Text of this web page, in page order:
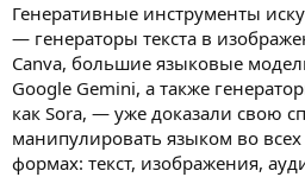
Генеративные инструменты
— генераторы текста в
Canva, большие языковые
Google Gemini, а также
как Sora, — уже доказали свою
манипулировать языком во
формах: текст, изображения,